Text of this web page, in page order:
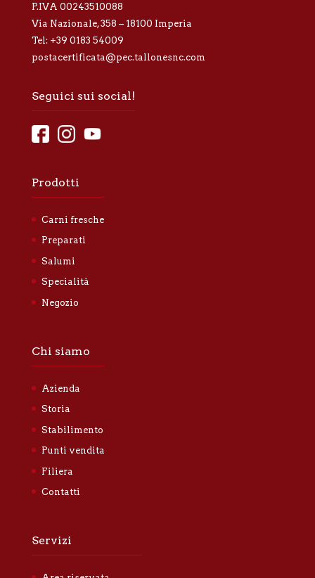
c
y
P.IVA 00243510088
Via Nazionale, 358 – 18100 Imperia
Tel: +39 0183 54009
postacertificata@pec.tallonesnc.com
Seguici sui social!
Prodotti
Carni fresche
Preparati
Salumi
Specialità
Negozio
Chi siamo
Azienda
Storia
Stabilimento
Punti vendita
Filiera
Contatti
Servizi